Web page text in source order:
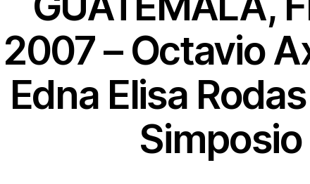
2007 – Octavio
Edna Elisa